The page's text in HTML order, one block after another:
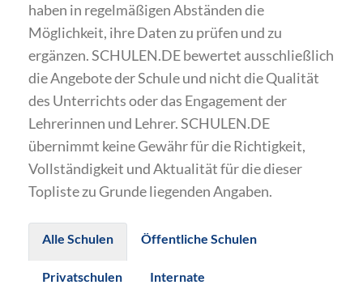
haben in regelmäßigen Abständen die
Möglichkeit, ihre Daten zu prüfen und zu
ergänzen. SCHULEN.DE bewertet ausschließlich
die Angebote der Schule und nicht die Qualität
des Unterrichts oder das Engagement der
Lehrerinnen und Lehrer. SCHULEN.DE
übernimmt keine Gewähr für die Richtigkeit,
Vollständigkeit und Aktualität für die dieser
Topliste zu Grunde liegenden Angaben.
Alle Schulen Öffentliche Schulen
Privatschulen Internate